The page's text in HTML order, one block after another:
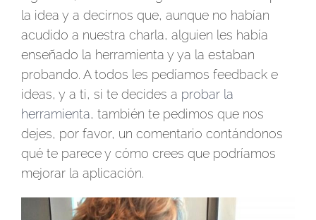
la idea y a decirnos que, aunque no habían
acudido a nuestra charla, alguien les había
enseñado la herramienta y ya la estaban
probando. A todos les pedíamos feedback e
ideas, y a ti, si te decides a probar la
herramienta, también te pedimos que nos
dejes, por favor, un comentario contándonos
qué te parece y cómo crees que podríamos
mejorar la aplicación.